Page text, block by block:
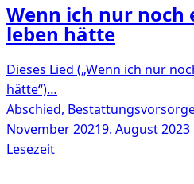
Wenn ich nur noch
leben hätte
Dieses Lied („Wenn ich nur
hätte“)…
Abschied,
November 20219. August 2023
Lesezeit